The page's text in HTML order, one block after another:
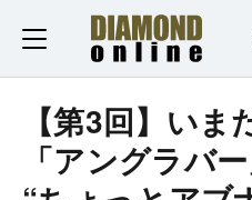
【第3回】い
「アングラバ